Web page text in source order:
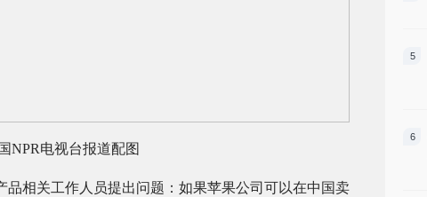
NPR电视台报道配图
品相关工作人员提出问题：如果苹果公司可以在中国卖
5
6